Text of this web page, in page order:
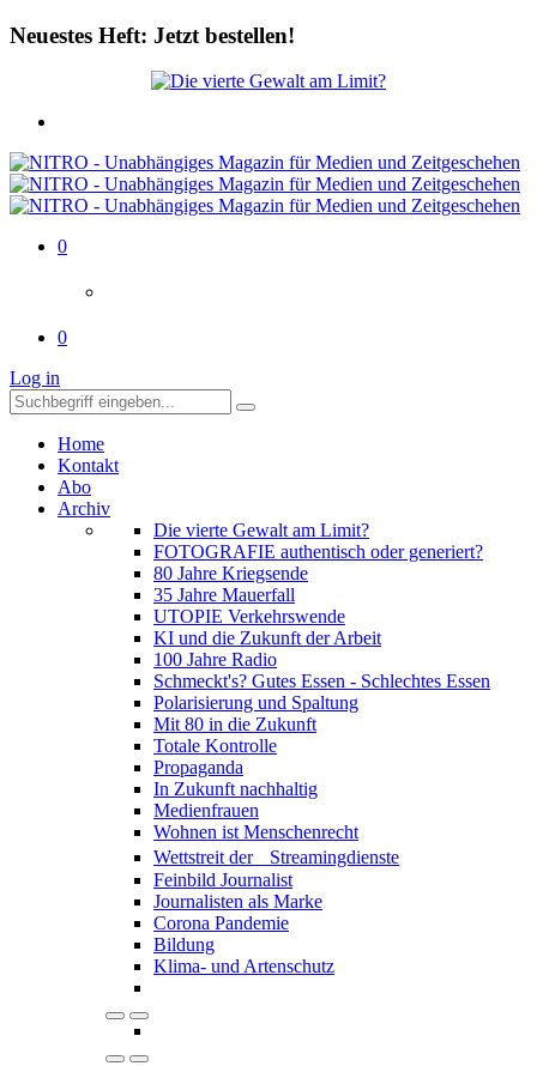
Neuestes Heft: Jetzt bestellen!
0
0
Log in
Home
Kontakt
Abo
Archiv
Die vierte Gewalt am Limit?
FOTOGRAFIE authentisch oder generiert?
80 Jahre Kriegsende
35 Jahre Mauerfall
UTOPIE Verkehrswende
KI und die Zukunft der Arbeit
100 Jahre Radio
Schmeckt's? Gutes Essen - Schlechtes Essen
Polarisierung und Spaltung
Mit 80 in die Zukunft
Totale Kontrolle
Propaganda
In Zukunft nachhaltig
Medienfrauen
Wohnen ist Menschenrecht
Wettstreit der Streamingdienste
Feinbild Journalist
Journalisten als Marke
Corona Pandemie
Bildung
Klima- und Artenschutz